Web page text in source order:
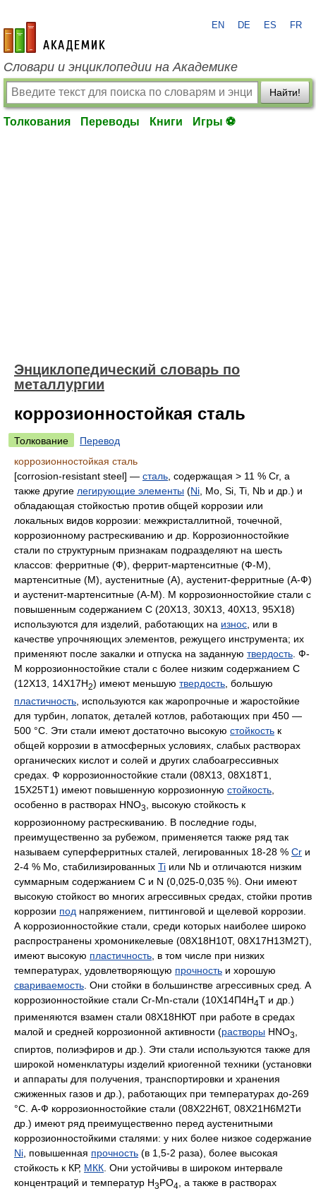
academic.ru
EN DE ES FR
Словари и энциклопедии на Академике
Найти!
Толкования Переводы Книги Игры ⚽
Энциклопедический словарь по
металлургии
коррозионностойкая сталь
Толкование
Перевод
коррозионностойкая сталь
[corrosion-resistant steel] — сталь , содержащая > 11 % Cr, а
также другие легирующие элементы (Ni , Mo, Si, Ti, Nb и др.) и
обладающая стойкостью против общей коррозии или
локальных видов коррозии: межкристаллитной, точечной,
коррозионному растрескиванию и др. Коррозионностойкие
стали по структурным признакам подразделяют на шесть
классов: ферритные (Ф), феррит-мартенситные (Ф-М),
мартенситные (М), аустенитные (А), аустенит-ферритные (А-Ф)
и аустенит-мартенситные (А-М). М коррозионностойкие стали с
повышенным содержанием С (20X13, 30X13, 40X13, 95X18)
используются для изделий, работающих на износ , или в
качестве упрочняющих элементов, режущего инструмента; их
применяют после закалки и отпуска на заданную твердость . Ф-
М коррозионностойкие стали с более низким содержанием С
(12X13, 14Х17H2) имеют меньшую твердость , большую
пластичность , используются как жаропрочные и жаростойкие
для турбин, лопаток, деталей котлов, работающих при 450 —
500 °С. Эти стали имеют достаточно высокую стойкость к
общей коррозии в атмосферных условиях, слабых растворах
органических кислот и солей и других слабоагрессивных
средах. Ф коррозионностойкие стали (08X13, 08Х18Т1,
15Х25Т1) имеют повышенную коррозионную стойкость
особенно в растворах HNO3
, высокую стойкость к
коррозионному растрескиванию. В последние годы,
преимущественно за рубежом, применяется также ряд так
называем суперферритных сталей, легированных 18-28 % Cr и
2-4 % Мо, стабилизированных Ti или Nb и отличаются низким
суммарным содержанием С и N (0,025-0,035 %). Они имеют
высокую стойкост во многих агрессивных средах, стойки против
коррозии под напряжением, питтинговой и щелевой коррозии.
А коррозионностойкие стали, среди которых наиболее широко
распространены хромоникелевые (08Х18Н10Т, 08Х17Н13М2Т),
имеют высокую пластичность , в том числе при низких
температураx, удовлетворяющую прочность и хорошую
свариваемость . Они стойки в большинстве агрессивных сред. А
коррозионностойкие стали Cr-Mn-стали (10Х14П4H4Т и др.)
применяются взамен стали 08X18НЮТ при работе в средах
малой и средней коррозионной активности (растворы HNO3,
спиртов, полиэфиров и др.). Эти стали используются также для
широкой номенклатуры изделий криогенной техники (установки
и аппараты для получения, транспортировки и хранения
сжиженных газов и др.), работающих при температураx до-269
°С. А-Ф коррозионностойкие стали (08Х22Н6Т, 08Х21Н6М2Ти
др.) имеют ряд преимущественно перед аустенитными
коррозионностойкими сталями: у них более низкое содержание
Ni , повышенная прочность (в 1,5-2 раза), более высокая
стойкость к КР, МКК . Они устойчивы в широком интервале
концентраций и температур Н3РО4
, а также в растворах